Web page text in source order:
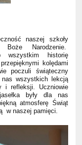
naszej szkoły
Narodzenie.
wszystkim historię
kolędami
poczuli świąteczny
nas wszystkich lekcją
i refleksji. Uczniowie
były dla nas
atmosferę Świąt
w naszej pamięci.